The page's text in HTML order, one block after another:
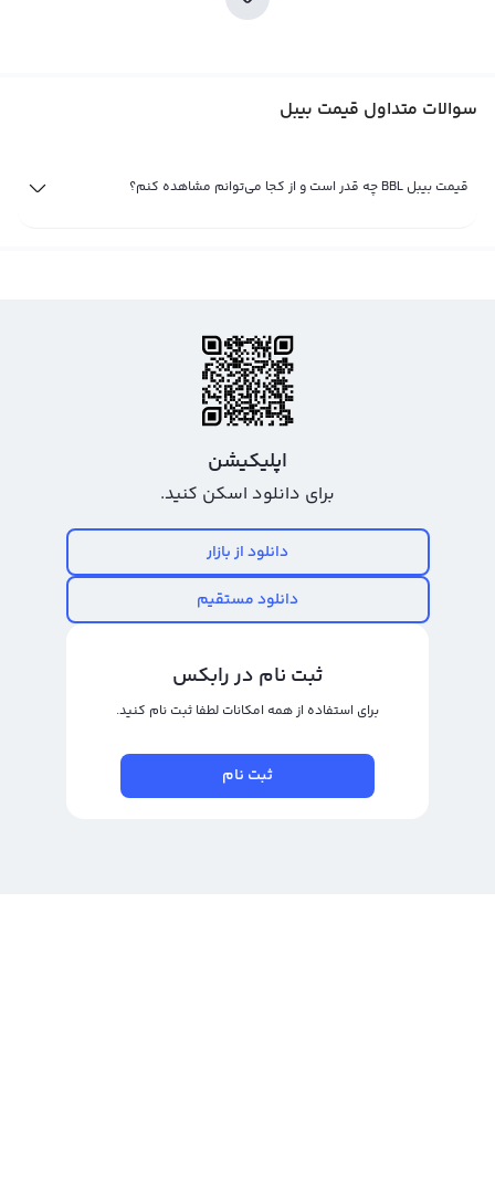
سوالات متداول قیمت بیبل
قیمت بیبل BBL چه قدر است و از کجا می‌توانم مشاهده کنم؟
اپلیکیشن
برای دانلود اسکن کنید.
دانلود از بازار
دانلود مستقیم
ثبت نام در رابکس
برای استفاده از همه امکانات لطفا ثبت نام کنید.
ثبت نام